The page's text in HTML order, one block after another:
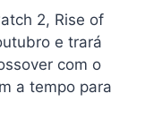
2, Rise of
e trará
com o
a tempo para